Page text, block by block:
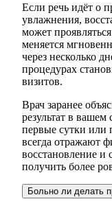
Если речь идёт о
увлажнения,
может
меняется
через несколько
процедурах
визитов.
Врач заранее
результат в
первые сутки или
всегда отражают
восстановление
получить более
Больно ли делать